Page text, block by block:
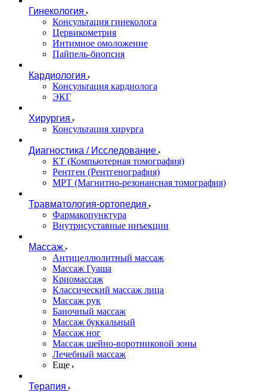
Гинекология
Консультация гинеколога
Цервикометрия
Интимное омоложение
Пайпель-биопсия
Кардиология
Консультация кардиолога
ЭКГ
Хирургия
Консультация хирурга
Диагностика / Исследование
КТ (Компьютерная томография)
Рентген (Рентгенография)
МРТ (Магнитно-резонансная томография)
Травматология-ортопедия
Фармакопунктура
Внутрисуставные инъекции
Массаж
Антицеллюлитный массаж
Массаж Гуаша
Криомассаж
Классический массаж лица
Массаж рук
Баночный массаж
Массаж буккальный
Массаж ног
Массаж шейно-воротниковой зоны
Лечебный массаж
Еще
Терапия